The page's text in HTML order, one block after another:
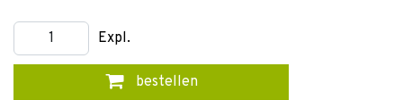
Expl.
bestellen